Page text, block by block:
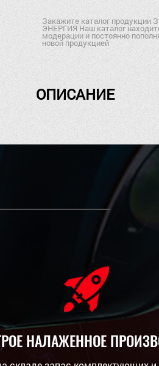
Закажите каталог продукции
ЭНЕРГИЯ Наш каталог
модерации и постоянно
новой продукцией
ОПИСАНИЕ
НАЛАЖЕННОЕ